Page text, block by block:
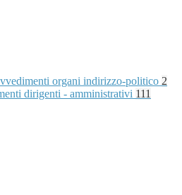
organi indirizzo-politico 2
dirigenti - amministrativi 111